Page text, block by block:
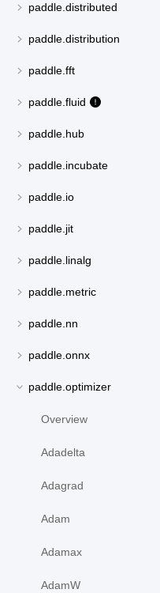
paddle.distributed
paddle.distribution
paddle.fft
paddle.fluid
paddle.hub
paddle.incubate
paddle.io
paddle.jit
paddle.linalg
paddle.metric
paddle.nn
paddle.onnx
paddle.optimizer
Overview
Adadelta
Adagrad
Adam
Adamax
AdamW